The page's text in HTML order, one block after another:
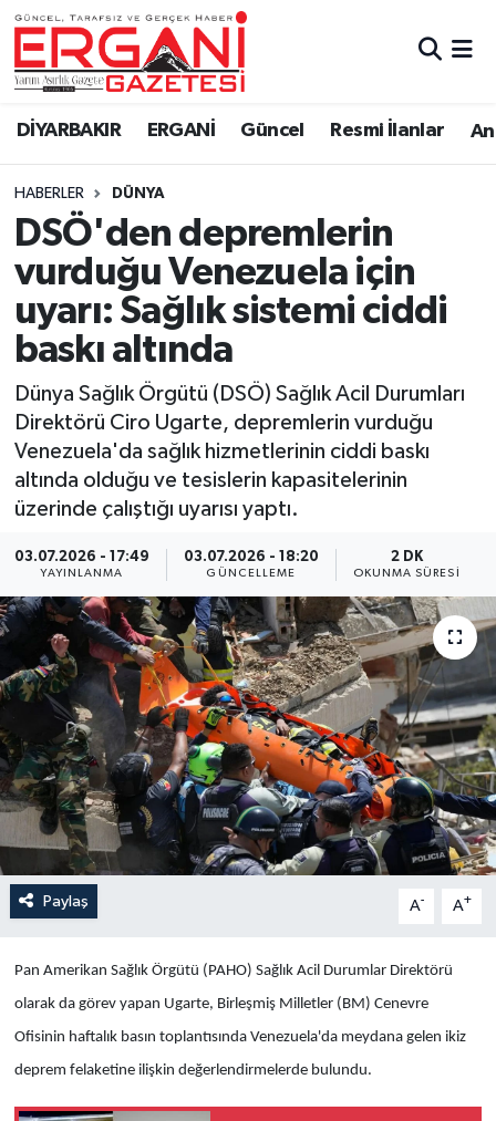
DİYARBAKIR ERGANİ Güncel Resmi İlanlar
HABERLER DÜNYA
DSÖ'den depremlerin
vurduğu Venezuela için
uyarı: Sağlık sistemi ciddi
baskı altında
Dünya Sağlık Örgütü (DSÖ) Sağlık Acil Durumları
Direktörü Ciro Ugarte, depremlerin vurduğu
Venezuela'da sağlık hizmetlerinin ciddi baskı
altında olduğu ve tesislerin kapasitelerinin
üzerinde çalıştığı uyarısı yaptı.
03.07.2026 - 17:49
YAYINLANMA
03.07.2026 - 18:20
GÜNCELLEME
2 DK
OKUNMA SÜRESI
Paylaş A- A+
Pan Amerikan Sağlık Örgütü (PAHO) Sağlık Acil Durumlar Direktörü
olarak da görev yapan Ugarte, Birleşmiş Milletler (BM) Cenevre
Ofisinin haftalık basın toplantısında Venezuela'da meydana gelen ikiz
deprem felaketine ilişkin değerlendirmelerde bulundu.
DİYARBAKIR
BİSMİL
BAĞLAR
ERGANİ
Güncel
Eği̇ti̇m
Resmi İlanlar
Sağlık
Si̇yaset
Spor
Bi̇li̇m & Teknoloji̇
Dünya
Eği̇ti̇m
Ergani Nöbetçi Eczaneler
Ergani Hava Durumu
Ergani Trafik Yoğunluk Haritası
Süper Lig Puan Durumu ve Fikstür
Tüm Manşetler
Son Dakika Haberleri
Haber Arşivi